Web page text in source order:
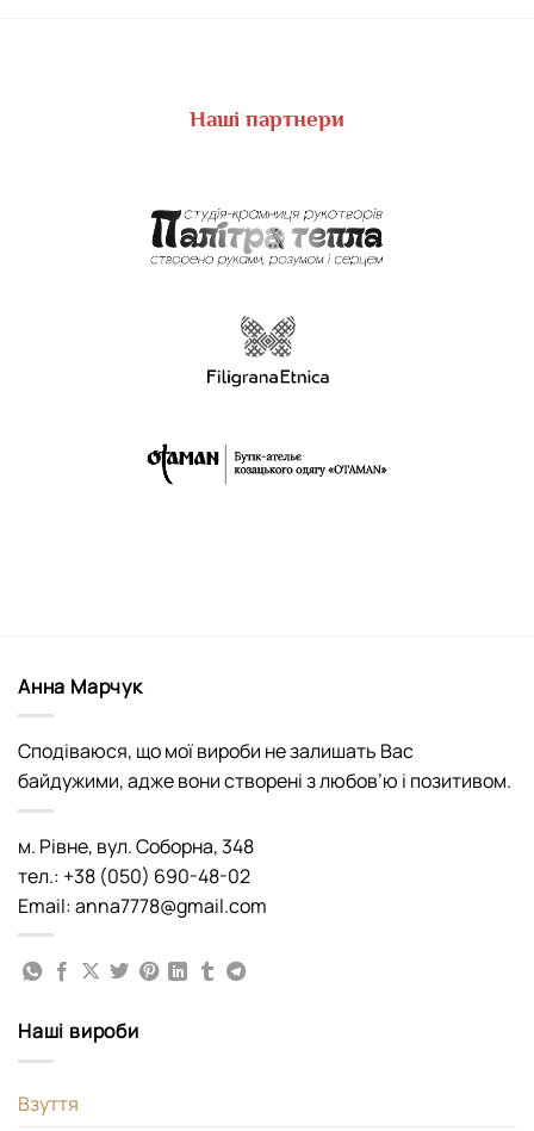
Наші партнери
Анна Марчук
Сподіваюся, що мої вироби не залишать Вас
байдужими, адже вони створені з любов’ю і позитивом.
м. Рівне, вул. Соборна, 348
тел.: +38 (050) 690-48-02
Email: anna7778@gmail.com
Наші вироби
Взуття